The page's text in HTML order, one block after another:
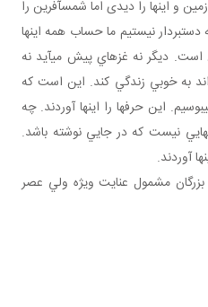
و اينها را ديدی اما شمس آفرين را
بردار نيستيم ما حساب همه اينها
است. ديگر نه غزه اي پيش مي آيد نه
به خوبي زندگي کند. اين است که
اين حرف ها را اينها آوردند. چه
نيست که در جايي نوشته باشد.
آوردند.
مشمول عنايت ويژه ولي عصر